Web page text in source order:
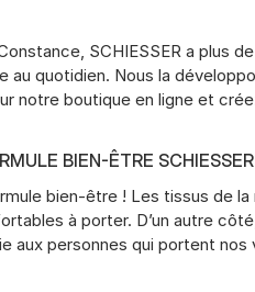
SCHIESSER a plus
quotidien. Nous la
boutique en ligne et
BIEN-ÊTRE SCHIESSER
bien-être ! Les tissus de la
à porter. D’un autre
personnes qui portent nos